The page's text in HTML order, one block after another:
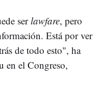
serlawfare, pero
Está por ver
de todo esto", ha
en el Congreso,